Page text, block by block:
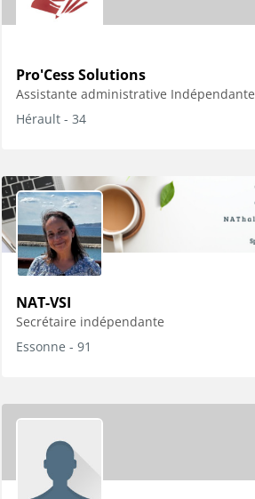
Pro'Cess Solutions
Assistante administrative Indépendante
Hérault - 34
NAT-VSI
Secrétaire indépendante
Essonne - 91